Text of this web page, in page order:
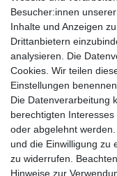
Besucher:innen
Inhalte und Anzeigen
Drittanbietern
analysieren. Die
Cookies. Wir teilen
Einstellungen benennen.
Die Datenverarbeitung
berechtigten
oder abgelehnt
und die Einwilligung zu
zu widerrufen.
Hinweise zur